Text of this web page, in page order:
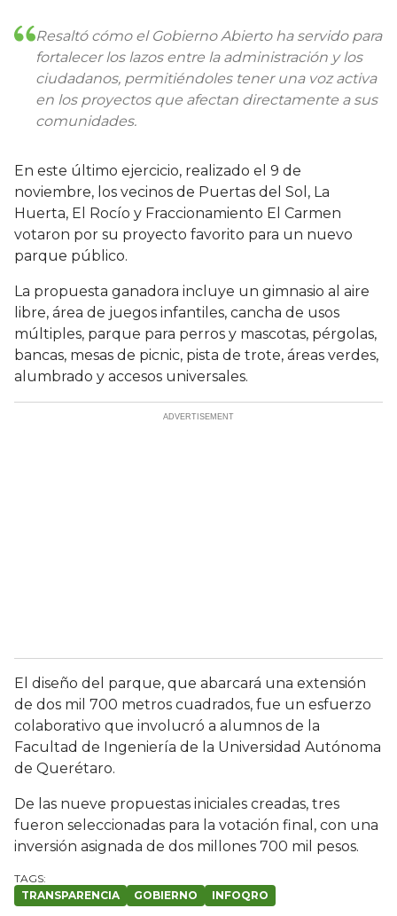
Resaltó cómo el Gobierno Abierto ha servido para
fortalecer los lazos entre la administración y los
ciudadanos, permitiéndoles tener una voz activa
en los proyectos que afectan directamente a sus
comunidades.
En este último ejercicio, realizado el 9 de
noviembre, los vecinos de Puertas del Sol, La
Huerta, El Rocío y Fraccionamiento El Carmen
votaron por su proyecto favorito para un nuevo
parque público.
La propuesta ganadora incluye un gimnasio al aire
libre, área de juegos infantiles, cancha de usos
múltiples, parque para perros y mascotas, pérgolas,
bancas, mesas de picnic, pista de trote, áreas verdes,
alumbrado y accesos universales.
El diseño del parque, que abarcará una extensión
de dos mil 700 metros cuadrados, fue un esfuerzo
colaborativo que involucró a alumnos de la
Facultad de Ingeniería de la Universidad Autónoma
de Querétaro.
De las nueve propuestas iniciales creadas, tres
fueron seleccionadas para la votación final, con una
inversión asignada de dos millones 700 mil pesos.
TRANSPARENCIA GOBIERNO INFOQRO